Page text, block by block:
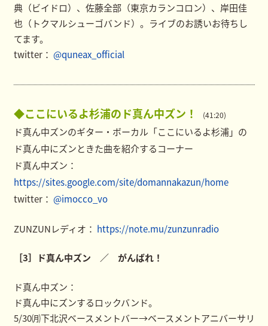
典（ビイドロ）、佐藤全部（東京カランコロン）、岸田佳
也（トクマルシューゴバンド）。ライブのお誘いお待ちし
てます。
twitter： @quneax_official
◆ここにいるよ杉浦のド真ん中ズン！ (41:20)
ド真ん中ズンのギター・ボーカル「ここにいるよ杉浦」の
ド真ん中にズンときた曲を紹介するコーナー
ド真ん中ズン：
https://sites.google.com/site/domannakazun/home
twitter： @imocco_vo
ZUNZUNレディオ： https://note.mu/zunzunradio
［3］ド真ん中ズン ／ がんばれ！
ド真ん中ズン：
ド真ん中にズンするロックバンド。
5/30㈪下北沢ベースメントバー→ベースメントアニバーサリ